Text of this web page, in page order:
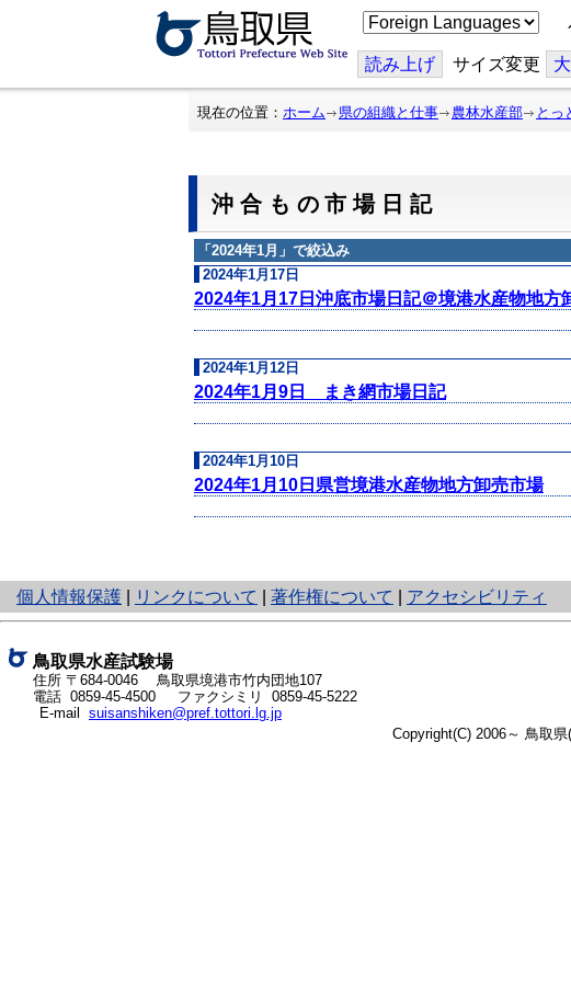
こ
の
ジ
を
翻
読み上げ サイズ変更 大
現在の位置： ホーム 県の組織と仕事 農林水産部 とっ
沖合もの市場日記
「 2024年1月 」で絞込み
2024年1月17日
2024年1月17日沖底市場日記＠境港水産物地方
2024年1月12日
2024年1月9日 まき網市場日記
2024年1月10日
2024年1月10日県営境港水産物地方卸売市場
個人情報保護
と
り
ッ
ト
へ
の
リンクについて 著作権について アクセシビリティ
鳥取県水産試験場
住所 〒684-0046
鳥取県境港市竹内団地107
電話 0859-45-4500
ファクシミリ 0859-45-5222
E-mail suisanshiken@pref.tottori.lg.jp
Copyright(C) 2006～ 鳥取